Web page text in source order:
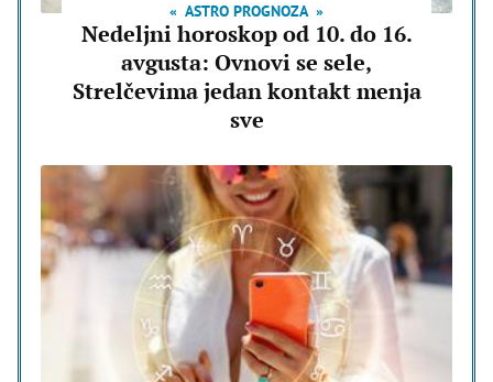
ASTRO PROGNOZA
Nedeljni horoskop od 10. do 16.
avgusta: Ovnovi se sele,
Strelčevima jedan kontakt menja
sve